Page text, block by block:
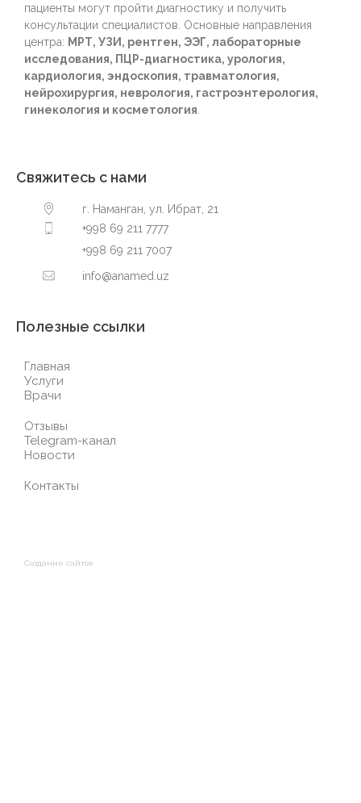
пациенты могут пройти диагностику и получить
консультации специалистов. Основные направления
центра: МРТ, УЗИ, рентген, ЭЭГ, лабораторные
исследования, ПЦР-диагностика, урология,
кардиология, эндоскопия, травматология,
нейрохирургия, неврология, гастроэнтерология,
гинекология и косметология
Свяжитесь с нами
г. Наманган, ул. Ибрат, 21
+998 69 211 7777
+998 69 211 7007
info@anamed.uz
Полезные ссылки
Главная
Услуги
Врачи
Отзывы
Telegram-канал
Новости
Контакты
Создание сайтов